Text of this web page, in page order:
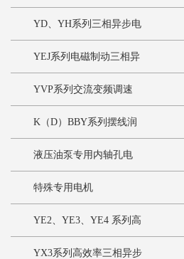
步电动机
YD、YH系列三相异步电
动机
YEJ系列电磁制动三相异
步电动机
YVP系列交流变频调速
三相异步电动机
K（D）BBY系列摆线润
滑泵
液压油泵专用内轴孔电
机
特殊专用电机
YE2、YE3、YE4 系列高
效率三相异步电动机
YX3系列高效率三相异步